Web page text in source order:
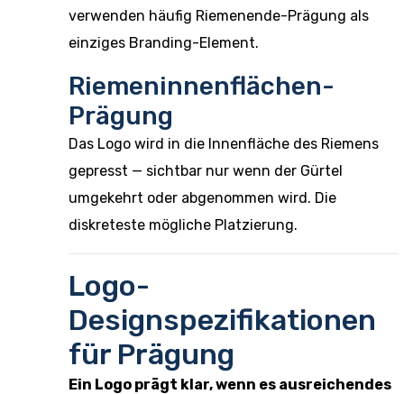
verwenden häufig Riemenende-Prägung als
einziges Branding-Element.
Riemeninnenflächen-
Prägung
Das Logo wird in die Innenfläche des Riemens
gepresst — sichtbar nur wenn der Gürtel
umgekehrt oder abgenommen wird. Die
diskreteste mögliche Platzierung.
Logo-
Designspezifikationen
für Prägung
Ein Logo prägt klar, wenn es ausreichendes